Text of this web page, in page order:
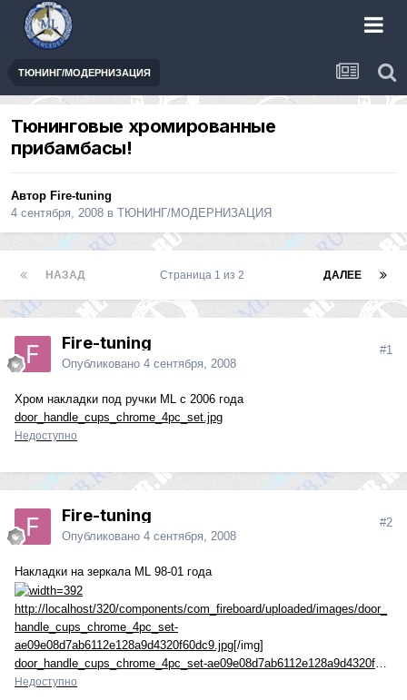
ТЮНИНГ/МОДЕРНИЗАЦИЯ
Тюнинговые хромированные
прибамбасы!
Автор Fire-tuning
4 сентября, 2008 в ТЮНИНГ/МОДЕРНИЗАЦИЯ
НАЗАД ДАЛЕЕ
Страница 1 из 2
Fire-tuning
Опубликовано 4 сентября, 2008
#1
Хром накладки под ручки ML с 2006 года
door_handle_cups_chrome_4pc_set.jpg
Недоступно
Fire-tuning
Опубликовано 4 сентября, 2008
#2
Накладки на зеркала ML 98-01 года
http://localhost/320/components/com_fireboard/uploaded/images/door_
handle_cups_chrome_4pc_set-
ae09e08d7ab6112e128a9d4320f60dc9.jpg[/img]
Недоступно